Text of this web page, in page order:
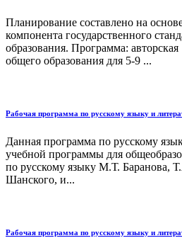
Планирование составлено на
компонента государственного
образования. Программа:
общего образования для 5-9 ...
Рабочая программа по русскому языку и
Данная программа по русскому
учебной программы для
по русскому языку М.Т. Баранова,
Шанского, и...
Рабочая программа по русскому языку и